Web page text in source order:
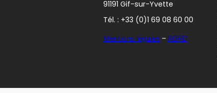
91191 Gif-sur-Yvette
Tél. : +33 (0)1 69 08 60 00
Mentions légales – RGPD